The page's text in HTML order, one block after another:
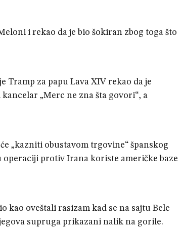
i rekao da je bio šokiran zbog toga što
Tramp za papu Lava XIV rekao da je
„Merc ne zna šta govori“, a
„kazniti obustavom trgovine“ španskog
operaciji protiv Irana koriste američke baze
oveštali rasizam kad se na sajtu Bele
supruga prikazani nalik na gorile.